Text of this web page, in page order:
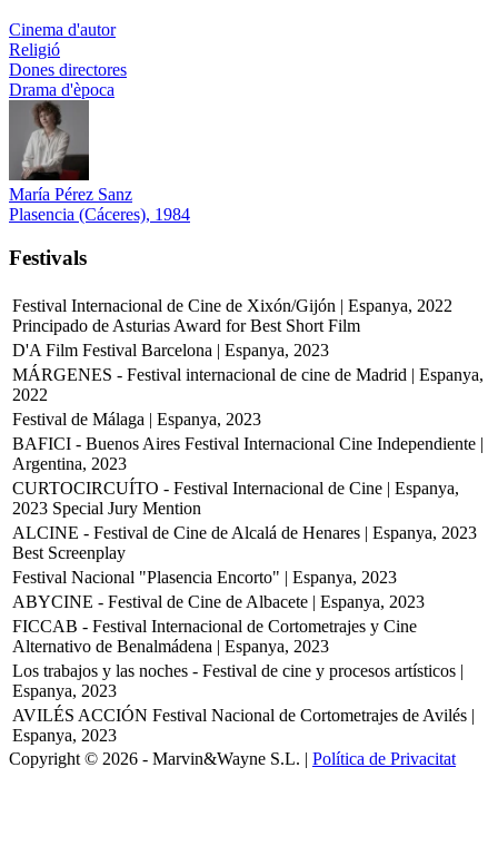
Cinema d'autor
Religió
Dones directores
Drama d'època
María Pérez Sanz
Plasencia (Cáceres), 1984
Festivals
Festival Internacional de Cine de Xixón/Gijón | Espanya, 2022
Principado de Asturias Award for Best Short Film
D'A Film Festival Barcelona | Espanya, 2023
MÁRGENES - Festival internacional de cine de Madrid | Espanya,
2022
Festival de Málaga | Espanya, 2023
BAFICI - Buenos Aires Festival Internacional Cine Independiente |
Argentina, 2023
CURTOCIRCUÍTO - Festival Internacional de Cine | Espanya,
2023 Special Jury Mention
ALCINE - Festival de Cine de Alcalá de Henares | Espanya, 2023
Best Screenplay
Festival Nacional "Plasencia Encorto" | Espanya, 2023
ABYCINE - Festival de Cine de Albacete | Espanya, 2023
FICCAB - Festival Internacional de Cortometrajes y Cine
Alternativo de Benalmádena | Espanya, 2023
Los trabajos y las noches - Festival de cine y procesos artísticos |
Espanya, 2023
AVILÉS ACCIÓN Festival Nacional de Cortometrajes de Avilés |
Espanya, 2023
Copyright © 2026 - Marvin&Wayne S.L. | Política de Privacitat